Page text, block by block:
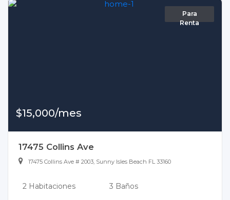
Para
Renta
$15,000/mes
17475 Collins Ave
17475 Collins Ave # 2003, Sunny Isles Beach FL 33160
2 Habitaciones 3 Baños